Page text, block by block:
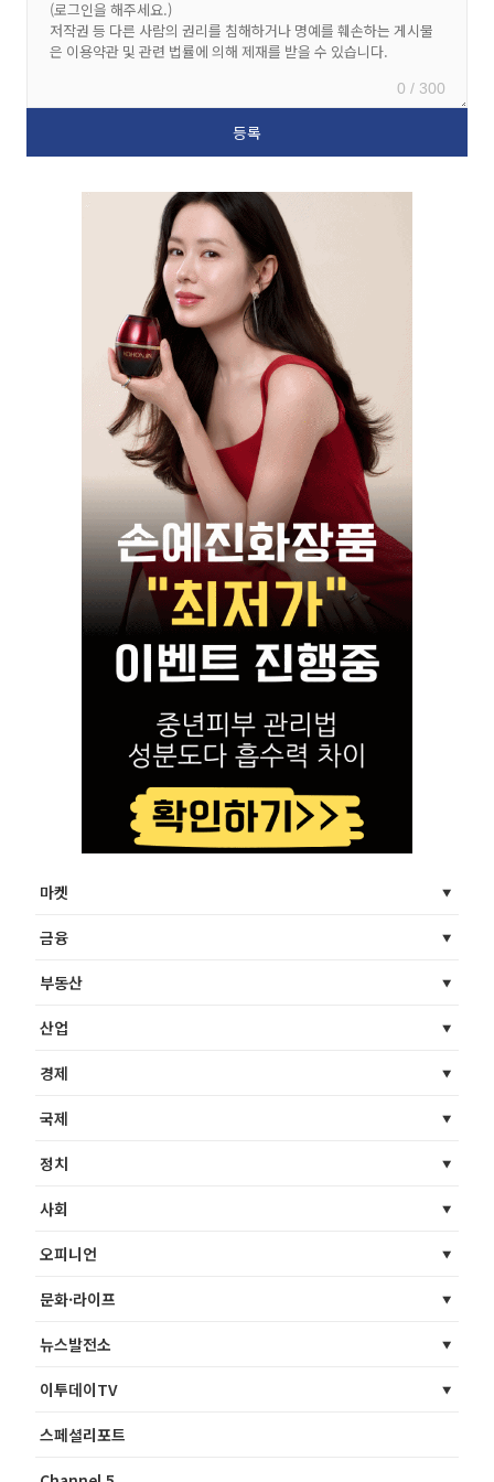
0 / 300
마켓
금융
부동산
산업
경제
국제
정치
사회
오피니언
문화·라이프
뉴스발전소
이투데이TV
스페셜리포트